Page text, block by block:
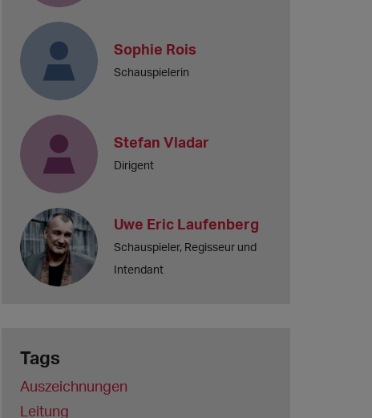
Sophie Rois
Schauspielerin
Stefan Vladar
Dirigent
Uwe Eric Laufenberg
Schauspieler, Regisseur und
Intendant
Tags
Auszeichnungen
Leitung